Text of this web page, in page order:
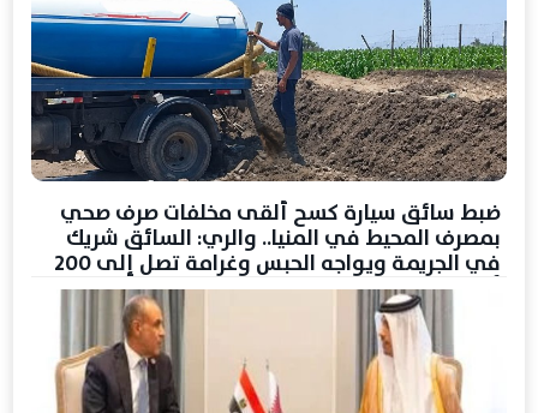
ضبط سائق سيارة كسح ألقى مخلفات صرف صحي
بمصرف المحيط في المنيا.. والري: السائق شريك
في الجريمة ويواجه الحبس وغرامة تصل إلى 200
ألف جنيه